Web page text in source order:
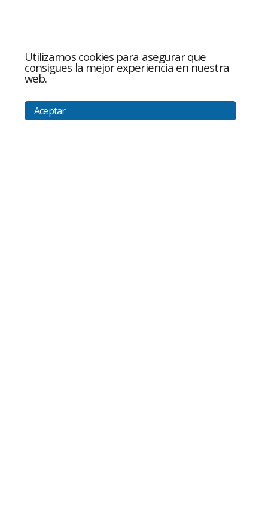
Utilizamos cookies para asegurar que
consigues la mejor experiencia en nuestra
web.
Aceptar